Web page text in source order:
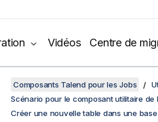
Vidéos Centre de
Composants Talend pour les Jobs
Scénario pour le composant utilitaire de
Créer une nouvelle table dans une